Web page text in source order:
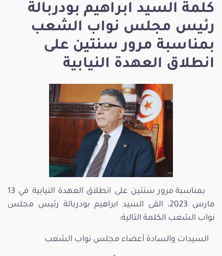
كلمة السيد ابراهيم بودربالة
رئيس مجلس نواب الشعب
بمناسبة مرور سنتين على
انطلاق العهدة النيابية
بمناسبة مرور سنتين على انطلاق العهدة النيابية في 13
مارس 2023، القى السيد ابراهيم بودربالة رئيس مجلس
نواب الشعب الكلمة التالية:
السيدات والسادة أعضاء مجلس نواب الشعب